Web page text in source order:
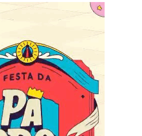
de dança, desfilou com uma
mil reais com mais de 500 penas
pedras chaton.